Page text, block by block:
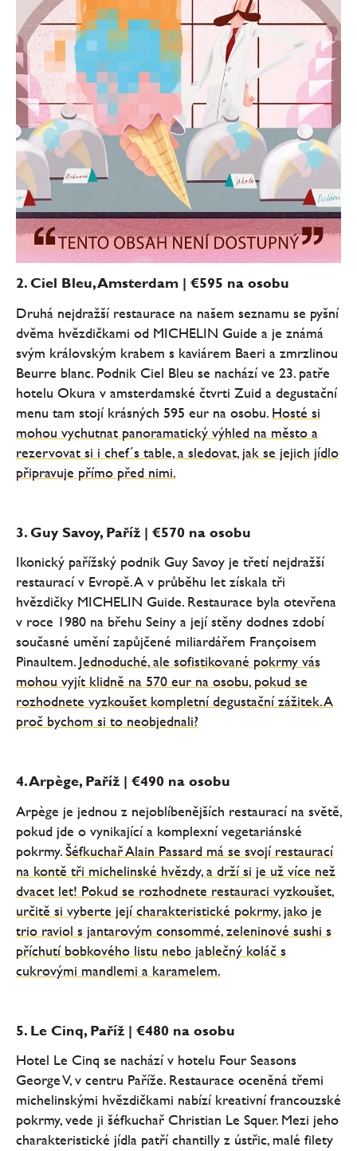
2. Ciel Bleu, Amsterdam | €595 na osobu
Druhá nejdražší restaurace na našem seznamu se pyšní
dvěma hvězdičkami od MICHELIN Guide a je známá
svým královským krabem s kaviárem Baeri a zmrzlinou
Beurre blanc. Podnik Ciel Bleu se nachází ve 23. patře
hotelu Okura v amsterdamské čtvrti Zuid a degustační
menu tam stojí krásných 595 eur na osobu. Hosté si
mohou vychutnat panoramatický výhled na město a
rezervovat si i chef´s table, a sledovat, jak se jejich jídlo
připravuje přímo před nimi.
3. Guy Savoy, Paříž | €570 na osobu
Ikonický pařížský podnik Guy Savoy je třetí nejdražší
restaurací v Evropě. A v průběhu let získala tři
hvězdičky MICHELIN Guide. Restaurace byla otevřena
v roce 1980 na břehu Seiny a její stěny dodnes zdobí
současné umění zapůjčené miliardářem Françoisem
Pinaultem. Jednoduché, ale sofistikované pokrmy vás
mohou vyjít klidně na 570 eur na osobu, pokud se
rozhodnete vyzkoušet kompletní degustační zážitek. A
proč bychom si to neobjednali?
4. Arpège, Paříž | €490 na osobu
Arpège je jednou z nejoblíbenějších restaurací na světě,
pokud jde o vynikající a komplexní vegetariánské
pokrmy.Šéfkuchař Alain Passard má se svojí restaurací
na kontě tři michelinské hvězdy, a drží si je už více než
dvacet let! Pokud se rozhodnete restauraci vyzkoušet,
určitě si vyberte její charakteristické pokrmy, jako je
trio raviol s jantarovým consommé, zeleninové sushi s
příchutí bobkového listu nebo jablečný koláč s
cukrovými mandlemi a karamelem.
5. Le Cinq, Paříž | €480 na osobu
Hotel Le Cinq se nachází v hotelu Four Seasons
George V, v centru Paříže. Restaurace oceněná třemi
michelinskými hvězdičkami nabízí kreativní francouzské
pokrmy, vede ji šéfkuchař Christian Le Squer. Mezi jeho
charakteristické jídla patří chantilly z ústřic, malé filety